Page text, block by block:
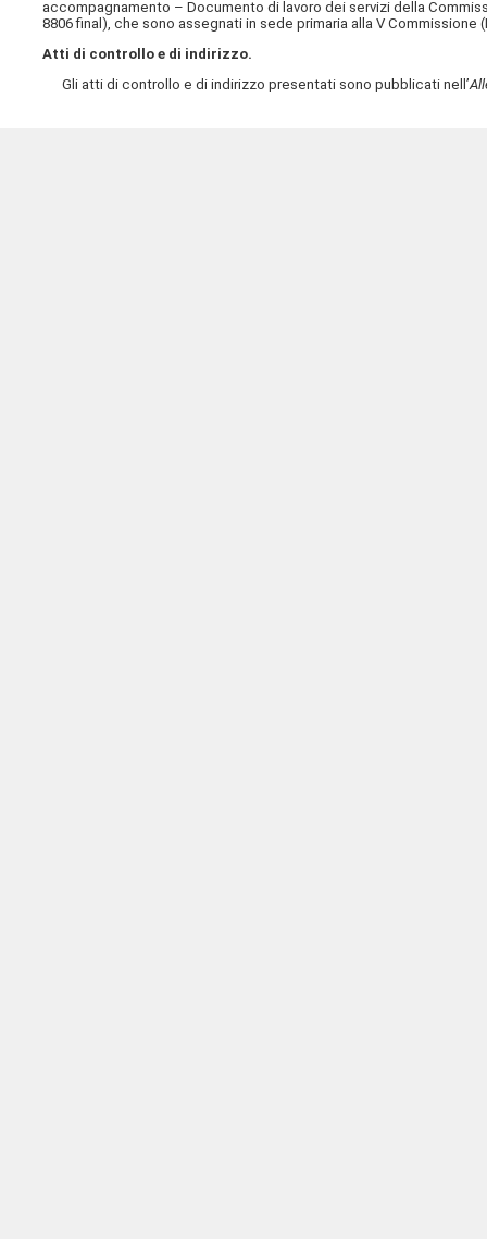
accompagnamento – Documento di lavoro dei servizi della
8806 final), che sono assegnati in sede primaria alla V Commissione
Atti di controllo e di indirizzo.
Gli atti di controllo e di indirizzo presentati sono pubblicati nell’